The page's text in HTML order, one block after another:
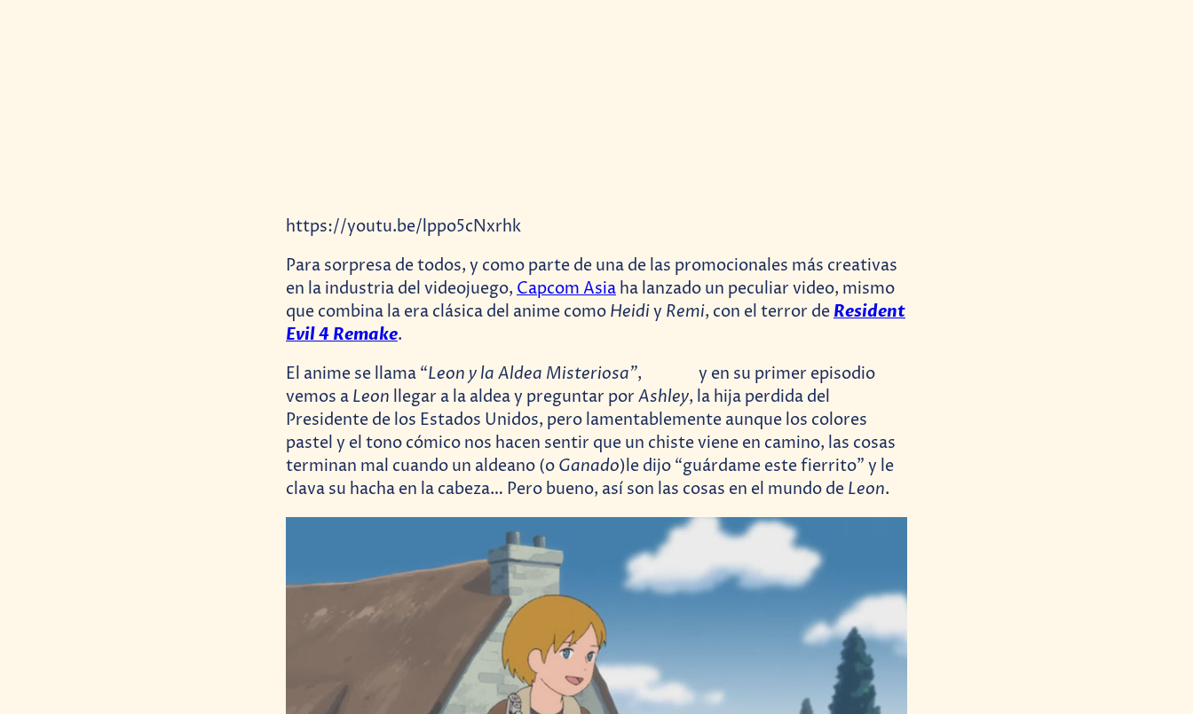
https://youtu.be/lppo5cNxrhk
Para sorpresa de todos, y como parte de una de las promocionales más creativas
en la industria del videojuego, Capcom Asia ha lanzado un peculiar video, mismo
que combina la era clásica del anime como Heidiy Remi, con el terror deResident
Evil 4 Remake.
El anime se llama “Leon y la Aldea Misteriosa”, y en su primer episodio
vemos a Leon llegar a la aldea y preguntar porAshley, la hija perdida del
Presidente de los Estados Unidos, pero lamentablemente aunque los colores
pastel y el tono cómico nos hacen sentir que un chiste viene en camino, las cosas
terminan mal cuando un aldeano (o Ganado)le dijo “guárdame este fierrito” y le
clava su hacha en la cabeza… Pero bueno, así son las cosas en el mundo de Leon.